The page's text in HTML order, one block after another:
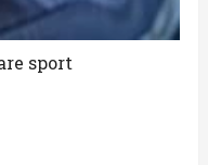
sport